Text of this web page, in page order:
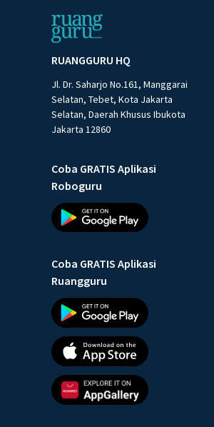
RUANGGURU HQ
Jl. Dr. Saharjo No.161, Manggarai
Selatan, Tebet, Kota Jakarta
Selatan, Daerah Khusus Ibukota
Jakarta 12860
Coba GRATIS Aplikasi
Roboguru
Coba GRATIS Aplikasi
Ruangguru